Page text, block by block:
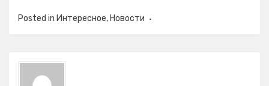
Posted in Интересное, Новости